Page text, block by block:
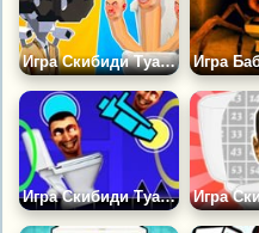
Игра Скибиди Туалет Файт: Слияние Армии Камераменов
Игра Скибиди Туалет: Геометрия Даш Унитаз